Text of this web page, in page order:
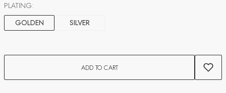
PLATING:
GOLDEN
SILVER
ADD TO CART